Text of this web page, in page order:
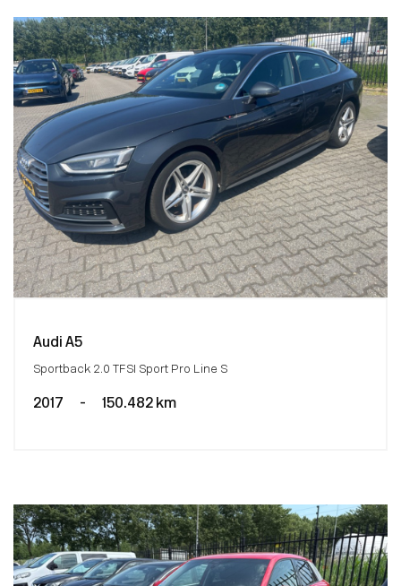
Audi A5
Sportback 2.0 TFSI Sport Pro Line S
2017 - 150.482 km